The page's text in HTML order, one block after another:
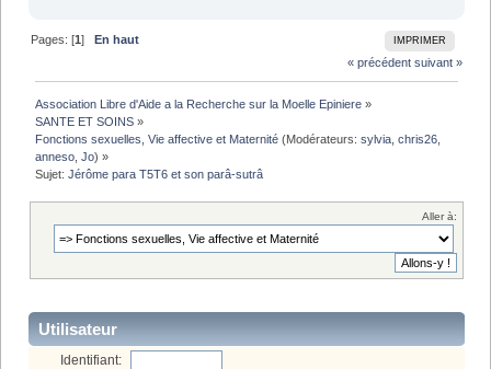
IMPRIMER
Pages: [1]En haut
« précédent suivant »
Association Libre d'Aide a la Recherche sur la Moelle Epiniere »
SANTE ET SOINS »
Fonctions sexuelles, Vie affective et Maternité (Modérateurs:sylvia ,chris26
anneso ,Jo) »
Sujet:Jérôme para T5T6 et son parâ-sutrâ
Aller à:
Utilisateur
Identifiant: